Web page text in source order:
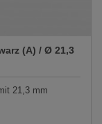
(A) / Ø 21,3
21,3 mm